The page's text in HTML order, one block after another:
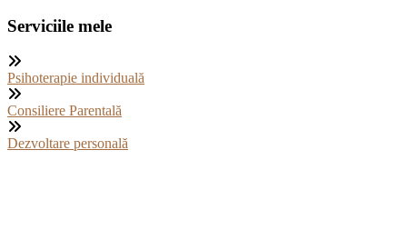
Serviciile mele
Psihoterapie individuală
Consiliere Parentală
Dezvoltare personală